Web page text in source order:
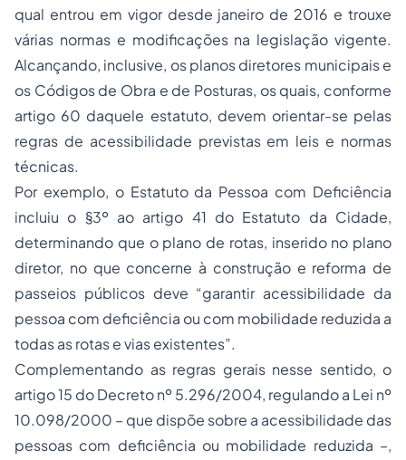
qual entrou em vigor desde janeiro de 2016 e trouxe
várias normas e modificações na legislação vigente.
Alcançando, inclusive, os planos diretores municipais e
os Códigos de Obra e de Posturas, os quais, conforme
artigo 60 daquele estatuto, devem orientar-se pelas
regras de acessibilidade previstas em leis e normas
técnicas.
Por exemplo, o Estatuto da Pessoa com Deficiência
incluiu o §3º ao artigo 41 do Estatuto da Cidade,
determinando que o plano de rotas, inserido no plano
diretor, no que concerne à construção e reforma de
passeios públicos deve “garantir acessibilidade da
pessoa com deficiência ou com mobilidade reduzida a
todas as rotas e vias existentes”.
Complementando as regras gerais nesse sentido, o
artigo 15 do Decreto nº 5.296/2004, regulando a Lei nº
10.098/2000 – que dispõe sobre a acessibilidade das
pessoas com deficiência ou mobilidade reduzida –,